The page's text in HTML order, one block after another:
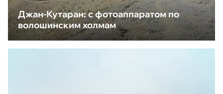
Джан-Кутаран: с фотоаппаратом по
волошинским холмам